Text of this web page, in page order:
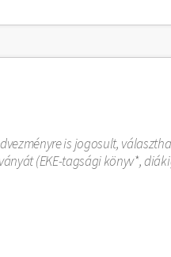
is jogosult,
(EKE-tagsági könyv*,